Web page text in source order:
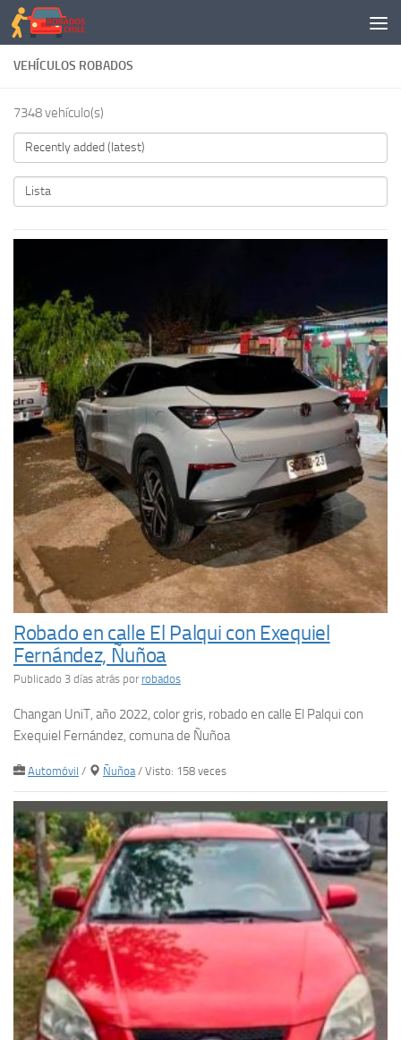
Saltar al contenido
VEHÍCULOS ROBADOS
7348 vehículo(s)
Robado en calle El Palqui con Exequiel
Fernández, Ñuñoa
Publicado 3 días atrás por robados
Changan UniT, año 2022, color gris, robado en calle El Palqui con
Exequiel Fernández, comuna de Ñuñoa
Automóvil / Ñuñoa / Visto: 158 veces